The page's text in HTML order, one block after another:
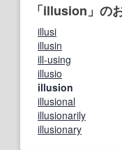
「illusion」の
illusi
illusin
ill-using
illusio
illusion
illusional
illusionarily
illusionary